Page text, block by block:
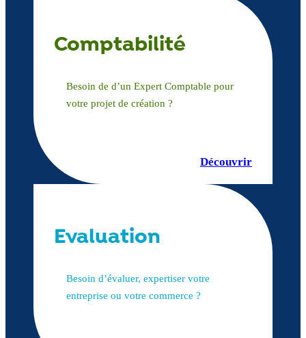
Comptabilité
Besoin de d’un Expert Comptable pour
votre projet de création ?
Découvrir
Evaluation
Besoin d’évaluer, expertiser votre
entreprise ou votre commerce ?